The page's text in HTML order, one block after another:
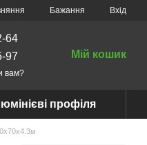
Бажання Вхід
64
97
вам?
Мій кошик
профіля